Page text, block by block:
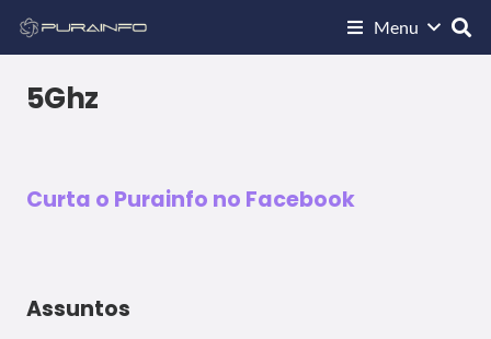
Menu
5Ghz
ARTIGOS HARDWARE & REDES
5Ghz?
Curta o Purainfo no Facebook
Assuntos